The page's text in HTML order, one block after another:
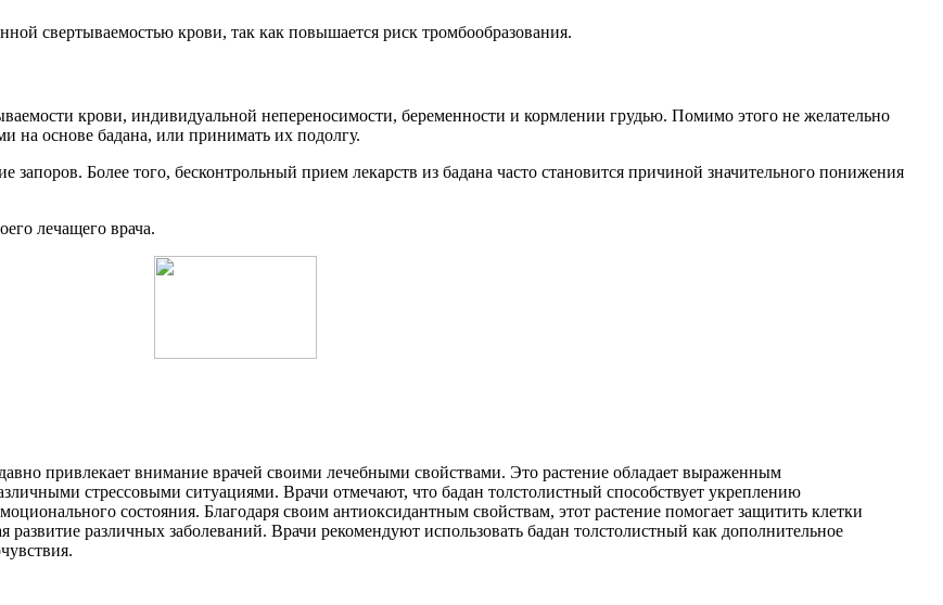
свертываемостью крови, так как повышается риск тромбообразования.
крови, индивидуальной непереносимости, беременности и кормлении грудью. Помимо этого не желательно
на основе бадана, или принимать их подолгу.
запоров. Более того, бесконтрольный прием лекарств из бадана часто становится причиной значительного понижения
лечащего врача.
привлекает внимание врачей своими лечебными свойствами. Это растение обладает выраженным
стрессовыми ситуациями. Врачи отмечают, что бадан толстолистный способствует укреплению
состояния. Благодаря своим антиоксидантным свойствам, этот растение помогает защитить клетки
развитие различных заболеваний. Врачи рекомендуют использовать бадан толстолистный как дополнительное